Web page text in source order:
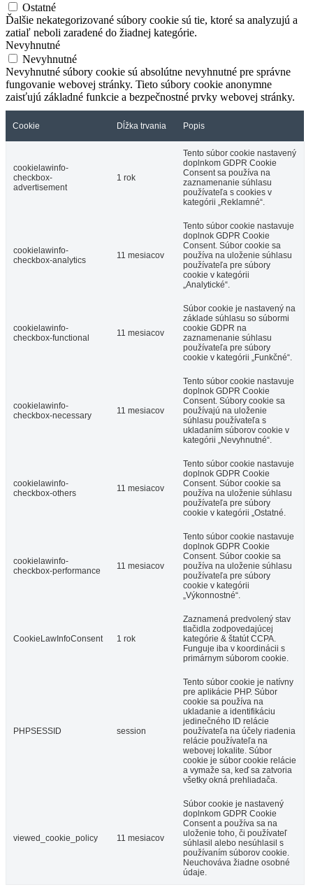
Ostatné
Ďalšie nekategorizované súbory cookie sú tie, ktoré sa analyzujú a
zatiaľ neboli zaradené do žiadnej kategórie.
Nevyhnutné
Nevyhnutné
Nevyhnutné súbory cookie sú absolútne nevyhnutné pre správne
fungovanie webovej stránky. Tieto súbory cookie anonymne
zaisťujú základné funkcie a bezpečnostné prvky webovej stránky.
Cookie Dĺžka trvania Popis
cookielawinfo-
checkbox-
advertisement
1 rok
Tento súbor cookie nastavený
doplnkom GDPR Cookie
Consent sa používa na
zaznamenanie súhlasu
používateľa s cookies v
kategórii „Reklamné“.
cookielawinfo-
checkbox-analytics
11 mesiacov
Tento súbor cookie nastavuje
doplnok GDPR Cookie
Consent. Súbor cookie sa
používa na uloženie súhlasu
používateľa pre súbory
cookie v kategórii
„Analytické“.
cookielawinfo-
checkbox-functional
11 mesiacov
Súbor cookie je nastavený na
základe súhlasu so súbormi
cookie GDPR na
zaznamenanie súhlasu
používateľa pre súbory
cookie v kategórii „Funkčné“.
cookielawinfo-
checkbox-necessary
11 mesiacov
Tento súbor cookie nastavuje
doplnok GDPR Cookie
Consent. Súbory cookie sa
používajú na uloženie
súhlasu používateľa s
ukladaním súborov cookie v
kategórii „Nevyhnutné“.
cookielawinfo-
checkbox-others
11 mesiacov
Tento súbor cookie nastavuje
doplnok GDPR Cookie
Consent. Súbor cookie sa
používa na uloženie súhlasu
používateľa pre súbory
cookie v kategórii „Ostatné.
cookielawinfo-
checkbox-performance
11 mesiacov
Tento súbor cookie nastavuje
doplnok GDPR Cookie
Consent. Súbor cookie sa
používa na uloženie súhlasu
používateľa pre súbory
cookie v kategórii
„Výkonnostné“.
CookieLawInfoConsent 1 rok
Zaznamená predvolený stav
tlačidla zodpovedajúcej
kategórie & štatút CCPA.
Funguje iba v koordinácii s
primárnym súborom cookie.
PHPSESSID session
Tento súbor cookie je natívny
pre aplikácie PHP. Súbor
cookie sa používa na
ukladanie a identifikáciu
jedinečného ID relácie
používateľa na účely riadenia
relácie používateľa na
webovej lokalite. Súbor
cookie je súbor cookie relácie
a vymaže sa, keď sa zatvoria
všetky okná prehliadača.
viewed_cookie_policy 11 mesiacov
Súbor cookie je nastavený
doplnkom GDPR Cookie
Consent a používa sa na
uloženie toho, či používateľ
súhlasil alebo nesúhlasil s
používaním súborov cookie.
Neuchováva žiadne osobné
údaje.